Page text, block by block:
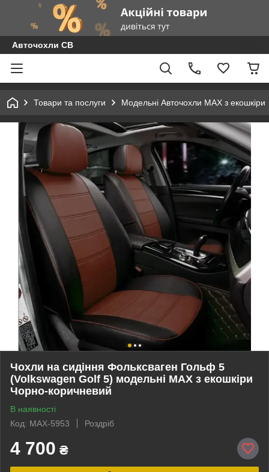
Авточохли СВ
Товари та послуги Модельні Авточохли MAX з екошкіри
Чохли на сидіння Фольксваген Гольф 5
(Volkswagen Golf 5) модельні MAX з екошкіри
Чорно-коричневий
В наявності
Код: MAX-5953
Роздріб
4 700 ₴